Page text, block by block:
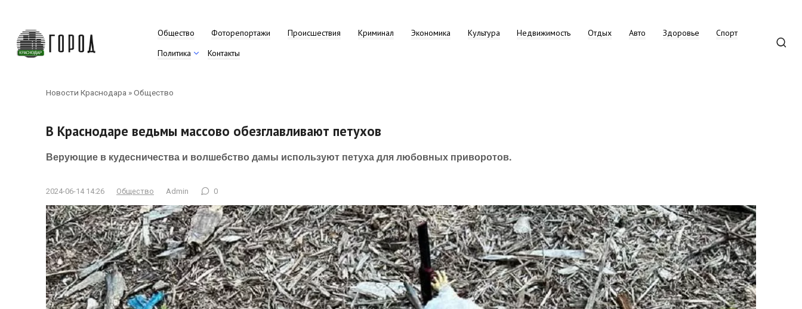
контенту
Общество Фоторепортажи Происшествия Криминал Экономика Культура Недвижимость Отдых Авто Здоровье
Спорт
Политика
Контакты
Новости Краснодара »Общество
В Краснодаре ведьмы массово обезглавливают петухов
Верующие в кудесничества и волшебство дамы используют петуха для любовных приворотов.
2024-06-14 14:26 Общество Admin 0